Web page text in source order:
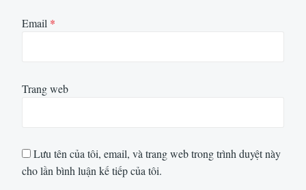
Email *
Trang web
Lưu tên của tôi, email, và trang web trong trình duyệt này
cho lần bình luận kế tiếp của tôi.